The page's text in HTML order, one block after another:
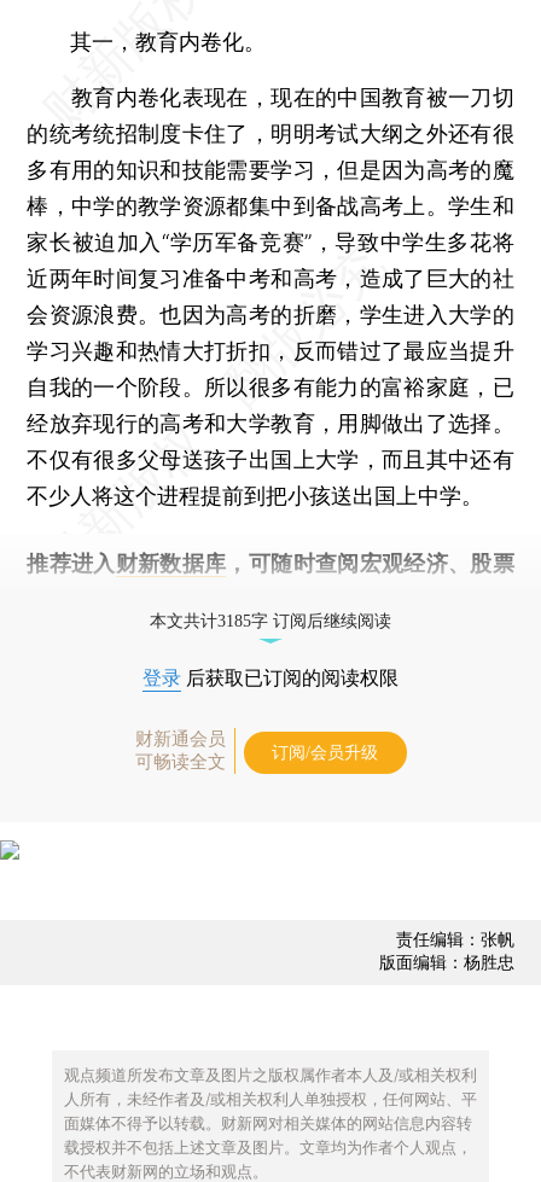
其一，教育内卷化。
教育内卷化表现在，现在的中国教育被一刀切
的统考统招制度卡住了，明明考试大纲之外还有很
多有用的知识和技能需要学习，但是因为高考的魔
棒，中学的教学资源都集中到备战高考上。学生和
家长被迫加入“学历军备竞赛”，导致中学生多花将
近两年时间复习准备中考和高考，造成了巨大的社
会资源浪费。也因为高考的折磨，学生进入大学的
学习兴趣和热情大打折扣，反而错过了最应当提升
自我的一个阶段。所以很多有能力的富裕家庭，已
经放弃现行的高考和大学教育，用脚做出了选择。
不仅有很多父母送孩子出国上大学，而且其中还有
不少人将这个进程提前到把小孩送出国上中学。
推荐进入 财新数据库 ，可随时查阅宏观经济、股票
本文共计3185字 订阅后继续阅读
登录 后获取已订阅的阅读权限
财新通会员
可畅读全文
订阅/会员升级
责任编辑：张帆
版面编辑：杨胜忠
观点频道所发布文章及图片之版权属作者本人及/或相关权利
人所有，未经作者及/或相关权利人单独授权，任何网站、平
面媒体不得予以转载。财新网对相关媒体的网站信息内容转
载授权并不包括上述文章及图片。文章均为作者个人观点，
不代表财新网的立场和观点。